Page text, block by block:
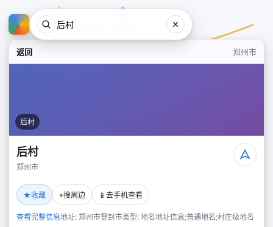
返回 郑州市
后村
后村
郑州市
★收藏 ⌖搜周边 📱 去手机查看
查看完整信息地址: 郑州市登封市类型: 地名地址信息;普通地名;村庄级地名